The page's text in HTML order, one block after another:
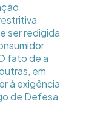
ser redigida
fato de a
em
à exigência
de Defesa